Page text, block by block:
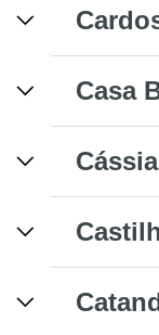
Casa